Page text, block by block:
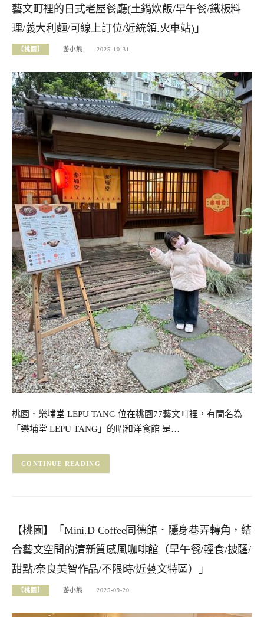
藝文町裡的日式老屋餐廳(土鍋炊飯/早午餐/鐵板料
理/義大利麵/可線上訂位/近統領.火車站)」
【桃園】 游小熊 2025-10-31
桃園．樂埔堂 LEPU TANG 位在桃園77藝文町裡，有間名為
「樂埔堂 LEPU TANG」的昭和洋食館 是…
CONTINUE READING
【桃園】「Mini.D Coffee同德館．隱身巷弄轉角，結
合藝文空間的清新質感風咖啡館（早午餐/輕食/披薩/
甜點/奈良美智作品/不限時/近藝文特區）」
【桃園】 游小熊 2025-09-20